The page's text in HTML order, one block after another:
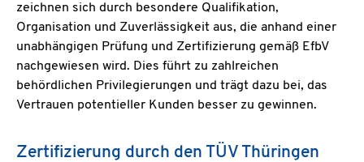
E-
zeichnen sich durch besondere Qualifikation,
Organisation und Zuverlässigkeit aus, die anhand einer
unabhängigen Prüfung und Zertifizierung gemäß EfbV
nachgewiesen wird. Dies führt zu zahlreichen
behördlichen Privilegierungen und trägt dazu bei, das
Vertrauen potentieller Kunden besser zu gewinnen.
Zertifizierung durch den TÜV Thüringen